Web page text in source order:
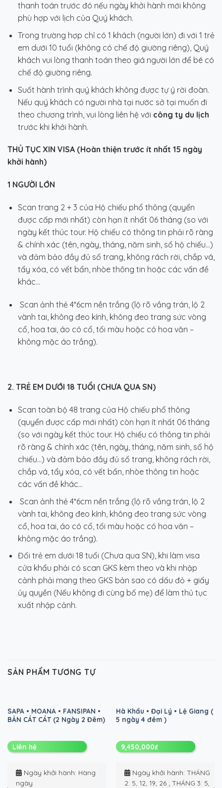
thanh toán trước đó nếu ngày khởi hành mới không
phù hợp với lịch của Quý khách.
Trong trường hợp chỉ có 1 khách (người lớn) đi với 1 trẻ
em dưới 10 tuổi (không có chế độ giường riêng), Quý
khách vui lòng thanh toán theo giá người lớn để bé có
chế độ giường riêng.
Suốt hành trình quý khách không được tự ý rời đoàn.
Nếu quý khách có người nhà tại nước sở tại muốn đi
theo chương trình, vui lòng liên hệ với công ty du lịch
trước khi khởi hành.
THỦ TỤC XIN VISA (Hoàn thiện trước ít nhất 15 ngày
khởi hành)
1 NGƯỜI LỚN
Scan trang 2 + 3 của Hộ chiếu phổ thông (quyển
được cấp mới nhất) còn hạn ít nhất 06 tháng (so với
ngày kết thúc tour. Hộ chiếu có thông tin phải rõ ràng
& chính xác (tên, ngày, tháng, năm sinh, số hộ chiếu…)
và đảm bảo đầy đủ số trang, không rách rời, chắp vá,
tẩy xóa, có vết bẩn, nhòe thông tin hoặc các vấn đề
khác…
Scan ảnh thẻ 4*6cm nền trắng (lộ rõ vầng trán, lộ 2
vành tai, không đeo kính, không đeo trang sức vòng
cổ, hoa tai, áo có cổ, tối màu hoặc có hoa văn –
không mặc áo trắng).
2. TRẺ EM DƯỚI 18 TUỔI (CHƯA QUA SN)
Scan toàn bộ 48 trang của Hộ chiếu phổ thông
(quyển được cấp mới nhất) còn hạn ít nhất 06 tháng
(so với ngày kết thúc tour. Hộ chiếu có thông tin phải
rõ ràng & chính xác (tên, ngày, tháng, năm sinh, số hộ
chiếu…) và đảm bảo đầy đủ số trang, không rách rời,
chắp vá, tẩy xóa, có vết bẩn, nhòe thông tin hoặc
các vấn đề khác…
Scan ảnh thẻ 4*6cm nền trắng (lộ rõ vầng trán, lộ 2
vành tai, không đeo kính, không đeo trang sức vòng
cổ, hoa tai, áo có cổ, tối màu hoặc có hoa văn –
không mặc áo trắng).
Đối trẻ em dưới 18 tuổi (Chưa qua SN), khi làm visa
cửa khẩu phải có scan GKS kèm theo và khi nhập
cảnh phải mang theo GKS bản sao có dấu đỏ + giấy
ủy quyền (Nếu không đi cùng bố mẹ) để làm thủ tục
xuất nhập cảnh.
SẢN PHẨM TƯƠNG TỰ
SAPA • MOANA • FANSIPAN •
BẢN CÁT CÁT (2 Ngày 2 Đêm)
Liên hệ
Ngày khởi hành: Hàng
ngày
Hà Khẩu • Đại Lý • Lệ Giang (
5 ngày 4 đêm )
9,450,000₫
Ngày khởi hành: THÁNG
2: 5, 12, 19, 26 ; THÁNG 3: 5,